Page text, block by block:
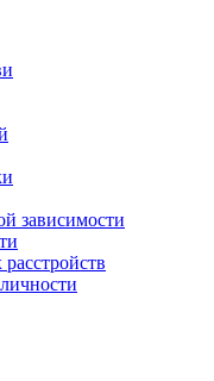
зависимости